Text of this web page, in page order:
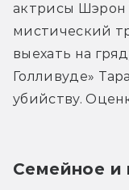
актрисы Шэрон
мистический
выехать на
Голливуде»
убийству.
Семейное и